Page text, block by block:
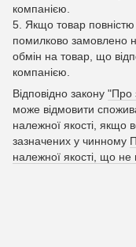
компанією.
5. Якщо товар повністю
помилково замовлено
обмін на товар, що
компанією.
Відповідно закону "Про
може відмовити
належної якості, якщо
зазначених у чинному
належної якості, що